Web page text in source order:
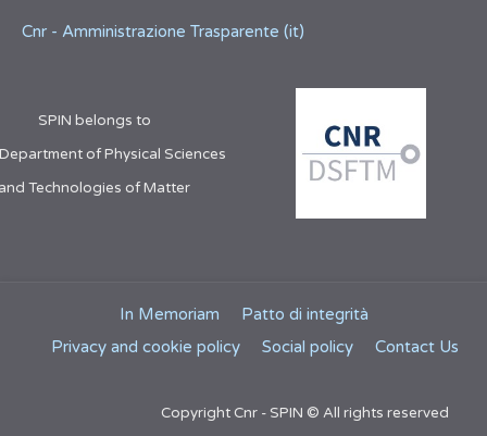
Cnr - Amministrazione Trasparente (it)
SPIN belongs to
of Physical Sciences
Technologies of Matter
In Memoriam
Patto di integrità
Privacy and cookie policy
Social policy Contact Us
Copyright Cnr - SPIN © All rights reserved